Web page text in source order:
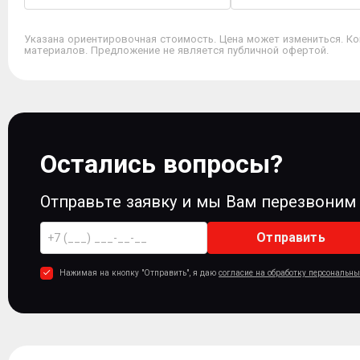
Указана ориентировочная стоимость. Цена может измениться.
материалов. Предложение не является публичной офертой.
Остались вопросы?
Отправьте заявку и мы Вам перезвоним
Отправить
Нажимая на кнопку "Отправить", я даю согласие на обработку